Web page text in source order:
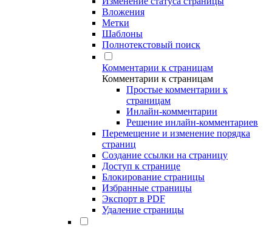
Вложения
Метки
Шаблоны
Полнотекстовый поиск
Комментарии к страницам
Комментарии к страницам
Простые комментарии к
страницам
Инлайн-комментарии
Решение инлайн-комментариев
Перемещение и изменение порядка
страниц
Создание ссылки на страницу
Доступ к странице
Блокирование страницы
Избранные страницы
Экспорт в PDF
Удаление страницы